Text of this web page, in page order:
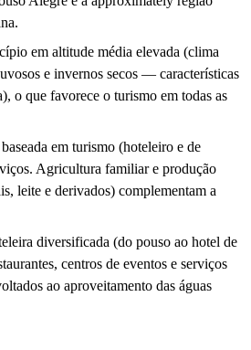
em altitude média elevada (clima
e invernos secos — características
o que favorece o turismo em todas as
em turismo (hoteleiro e de
Agricultura familiar e produção
leite e derivados) complementam a
diversificada (do pouso ao hotel de
centros de eventos e serviços
ao aproveitamento das águas